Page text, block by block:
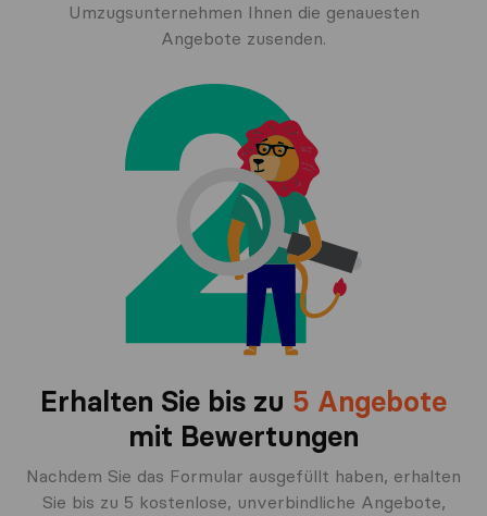
Umzugsunternehmen Ihnen die genauesten
Angebote zusenden.
Erhalten Sie bis zu 5 Angebote
mit Bewertungen
Nachdem Sie das Formular ausgefüllt haben, erhalten
Sie bis zu 5 kostenlose, unverbindliche Angebote,